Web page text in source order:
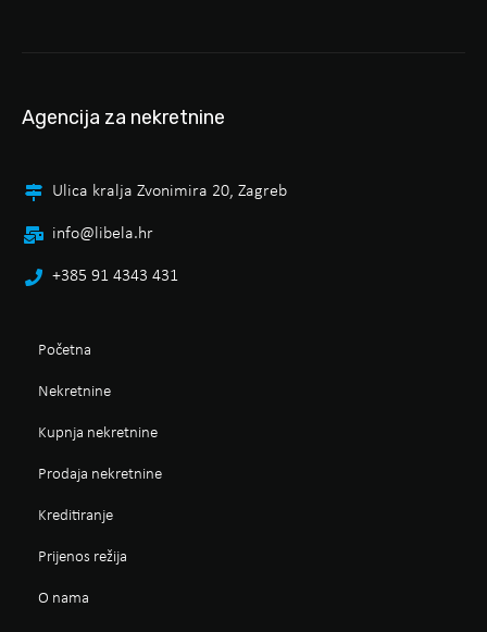
Agencija za nekretnine
Ulica kralja Zvonimira 20, Zagreb
info@libela.hr
+385 91 4343 431
Početna
Nekretnine
Kupnja nekretnine
Prodaja nekretnine
Kreditiranje
Prijenos režija
O nama